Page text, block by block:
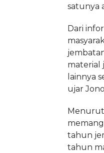
satunya
Dari
material
lainnya
ujar
tahun
tahun